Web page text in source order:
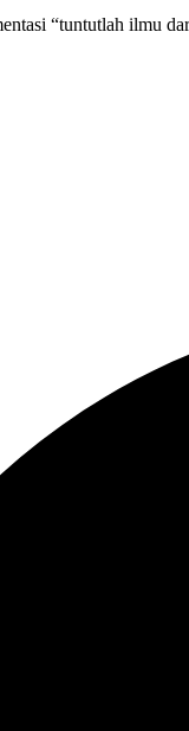
“tuntutlah ilmu